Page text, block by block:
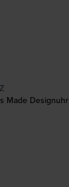
Made Designuhr